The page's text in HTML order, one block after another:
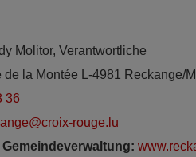
Molitor, Verantwortliche
de la Montée L-4981 Reckange/
36
rouge.lu
Gemeindeverwaltung: